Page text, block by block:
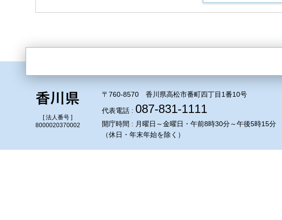
[ 法人番号 ]
8000020370002
〒760-8570 香川県高松市番町四丁目1番10号
代表電話 : 087-831-1111
開庁時間 : 月曜日～金曜日・午前8時30分～午後5時15分
（休日・年末年始を除く）